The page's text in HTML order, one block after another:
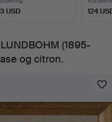
USD 124
(1895-
og citron.